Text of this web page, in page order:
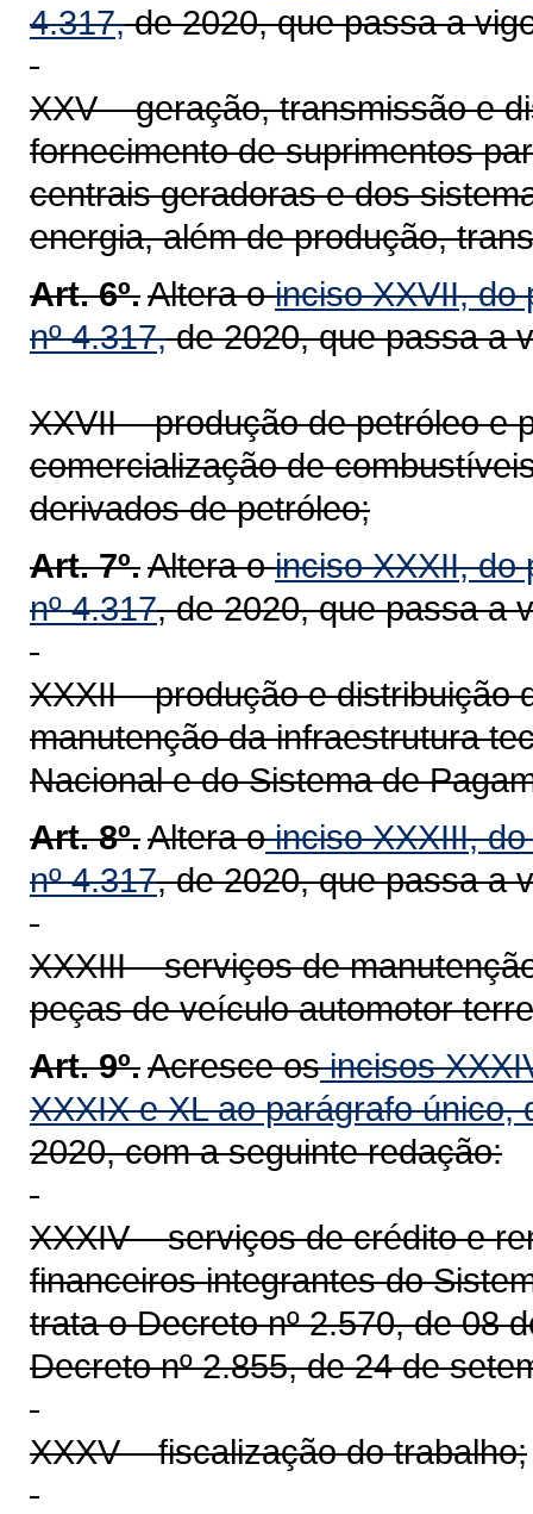
4.317,de 2020, que passa a
XXV – geração, transmissão e
fornecimento de suprimentos
centrais geradoras e dos
energia, além de produção,
Art. 6º.Altera oinciso XXVII, do
nº 4.317,de 2020, que passa a
XXVII – produção de petróleo e
comercialização de
derivados de petróleo;
Art. 7º.Altera oinciso XXXII, do
nº 4.317, de 2020, que passa a
XXXII – produção e distribuição
manutenção da infraestrutura
Nacional e do Sistema de
Art. 8º.Altera oinciso XXXIII, do
nº 4.317, de 2020, que passa a
XXXIII – serviços de
peças de veículo automotor
Art. 9º.Acresce osincisos
XXXIXe XL ao parágrafo único,
2020, com a seguinte redação:
XXXIV – serviços de crédito e
financeiros integrantes do
trata o Decreto nº 2.570, de 08
Decreto nº 2.855, de 24 de
XXXV – fiscalização do trabalho;